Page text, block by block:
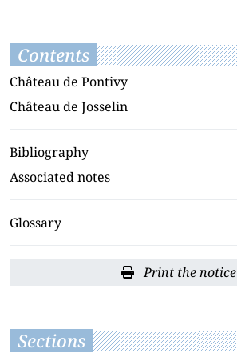
Contents
Château de Pontivy
Château de Josselin
Bibliography
Associated notes
Glossary
Print the notice
Sections